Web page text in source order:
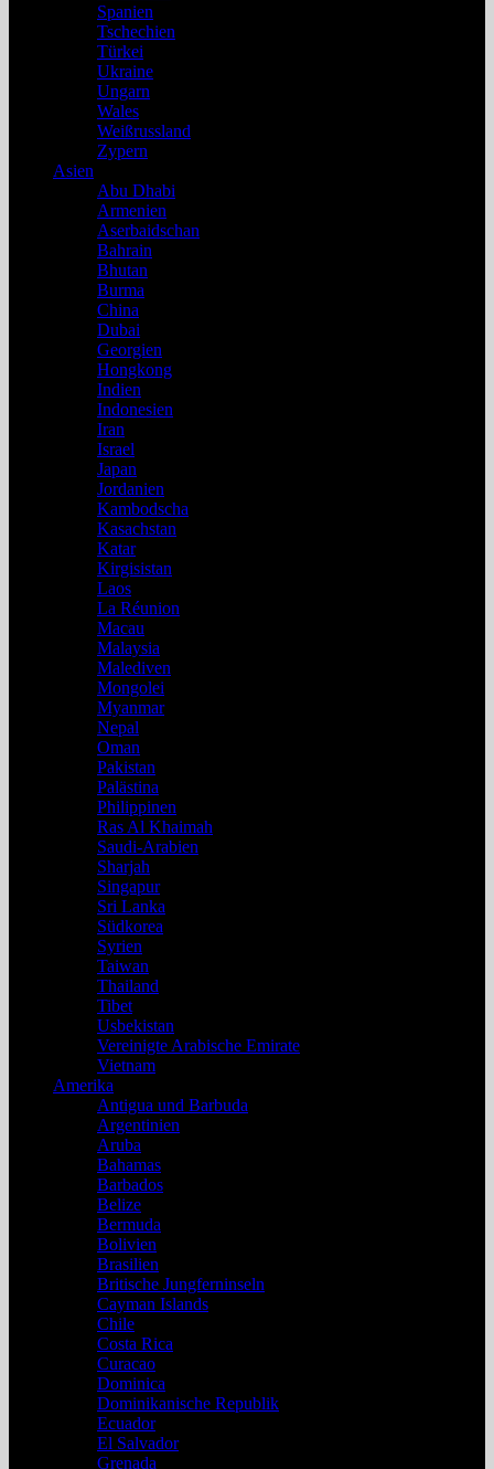
Spanien
Tschechien
Türkei
Ukraine
Ungarn
Wales
Weißrussland
Zypern
Asien
Abu Dhabi
Armenien
Aserbaidschan
Bahrain
Bhutan
Burma
China
Dubai
Georgien
Hongkong
Indien
Indonesien
Iran
Israel
Japan
Jordanien
Kambodscha
Kasachstan
Katar
Kirgisistan
Laos
La Réunion
Macau
Malaysia
Malediven
Mongolei
Myanmar
Nepal
Oman
Pakistan
Palästina
Philippinen
Ras Al Khaimah
Saudi-Arabien
Sharjah
Singapur
Sri Lanka
Südkorea
Syrien
Taiwan
Thailand
Tibet
Usbekistan
Vereinigte Arabische Emirate
Vietnam
Amerika
Antigua und Barbuda
Argentinien
Aruba
Bahamas
Barbados
Belize
Bermuda
Bolivien
Brasilien
Britische Jungferninseln
Cayman Islands
Chile
Costa Rica
Curacao
Dominica
Dominikanische Republik
Ecuador
El Salvador
Grenada